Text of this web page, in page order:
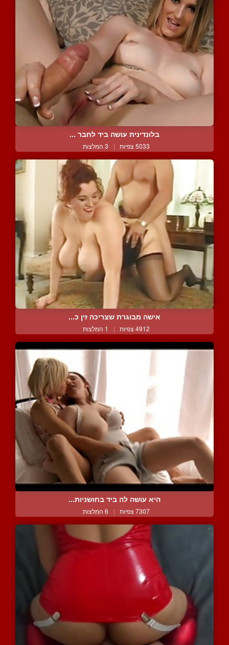
בלונדינית עושה ביד לחבר ...
5033 צפיות | 3 המלצות
אישה מבוגרת שצריכה זין כ...
4912 צפיות | 1 המלצות
היא עושה לה ביד בחושניות...
7307 צפיות | 6 המלצות